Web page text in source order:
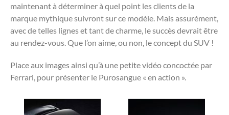
maintenant à déterminer à quel point les clients de la
marque mythique suivront sur ce modèle. Mais assurément,
avec de telles lignes et tant de charme, le succès devrait être
au rendez-vous. Que l’on aime, ou non, le concept du SUV !
Place aux images ainsi qu’à une petite vidéo concoctée par
Ferrari, pour présenter le Purosangue « en action ».